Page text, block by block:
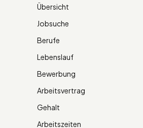
Übersicht
Jobsuche
Berufe
Lebenslauf
Bewerbung
Arbeitsvertrag
Gehalt
Arbeitszeiten